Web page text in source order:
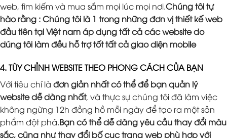
web, tìm kiếm và mua sắm mọi lúc mọi nơi.Chúng tôi tự
hào rằng : Chúng tôi là 1 trong những đơn vị thiết kế web
đầu tiên tại Việt nam áp dụng tất cả các website do
dúng tôi làm đều hỗ trợ tốt tất cả giao diện mobile
4. TÙY CHỈNH WEBSITE THEO PHONG CÁCH CỦA BẠN
Với tiêu chí là đơn giản nhất có thể để bạn quản lý
website dễ dàng nhất, và thực sự chúng tôi đã làm việc
không ngừng 12h đồng hồ mỗi ngày để tạo ra một sản
phẩm đột phá.Bạn có thể dễ dàng yêu cầu thay đổi màu
sắc, cũng như thay đổi bố cục trang web phù hợp với